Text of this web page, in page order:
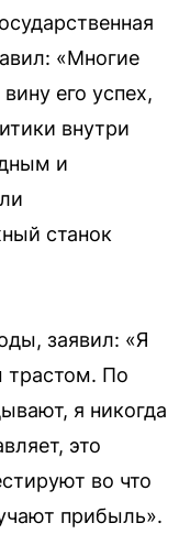
«Многие
его успех,
внутри
и
станок
заявил: «Я
трастом. По
я никогда
это
во что
прибыль».